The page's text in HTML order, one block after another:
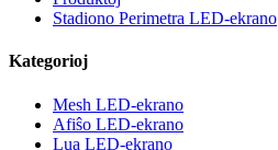
Stadiono Perimetra LED-ekrano
Kategorioj
Mesh LED-ekrano
Afiŝo LED-ekrano
Lua LED-ekrano